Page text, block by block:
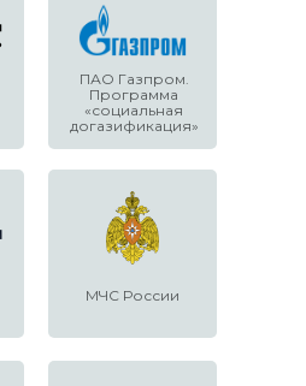
МЧС России
ПАО Газпром.
Программа
«социальная
догазификация»